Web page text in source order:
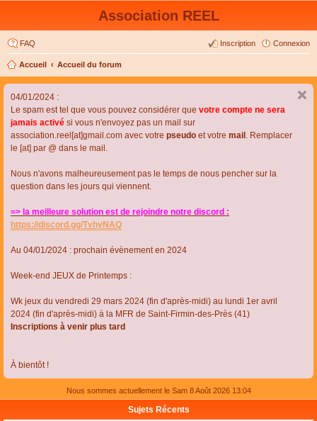
Association REEL
FAQ Connexion
Inscription
Accueil Accueil du forum
04/01/2024 :
Le spam est tel que vous pouvez considérer que votre compte ne sera
jamais activé si vous n'envoyez pas un mail sur
association.reel[at]gmail.com avec votre pseudo et votre mail . Remplacer
le [at] par @ dans le mail.
Nous n'avons malheureusement pas le temps de nous pencher sur la
question dans les jours qui viennent.
=> la meilleure solution est de rejoindre notre discord :
https://discord.gg/TvhyNAQ
Au 04/01/2024 : prochain évènement en 2024
Week-end JEUX de Printemps :
Wk jeux du vendredi 29 mars 2024 (fin d'après-midi) au lundi 1er avril
2024 (fin d'après-midi) à la MFR de Saint-Firmin-des-Près (41)
Inscriptions à venir plus tard
À bientôt !
Nous sommes actuellement le Sam 8 Août 2026 13:04
Sujets Récents